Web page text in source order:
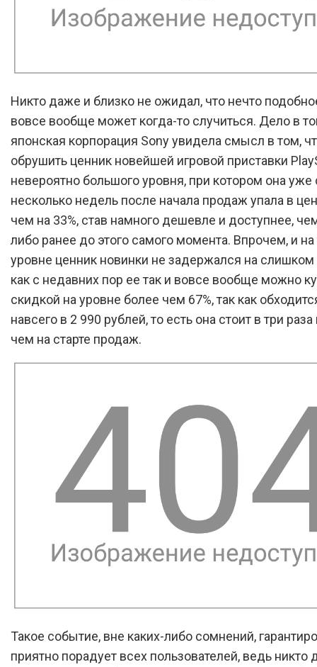
Никто даже и близко не ожидал, что нечто
вовсе вообще может когда-то случиться. Дело в
японская корпорация Sony увидела смысл в том,
обрушить ценник новейшей игровой приставки
невероятно большого уровня, при котором она уже
несколько недель после начала продаж упала в
чем на 33%, став намного дешевле и доступнее,
либо ранее до этого самого момента. Впрочем, и на
уровне ценник новинки не задержался на слишком
как с недавних пор ее так и вовсе вообще можно
скидкой на уровне более чем 67%, так как
навсего в 2 990 рублей, то есть она стоит в три
чем на старте продаж.
Такое событие, вне каких-либо сомнений,
приятно порадует всех пользователей, ведь никто